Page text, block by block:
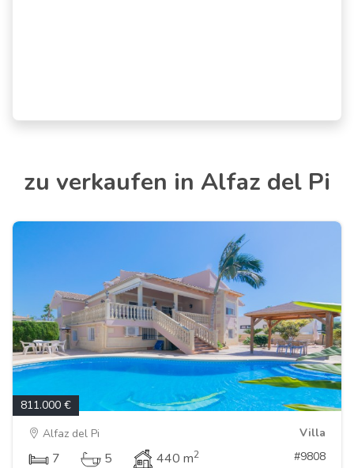
zu verkaufen in Alfaz del Pi
811.000 €
Alfaz del Pi
Villa
7 5 440 m2 #9808